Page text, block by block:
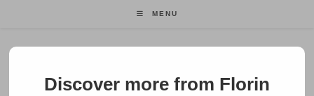
MENU
Florin Grozea
Discover more from Florin